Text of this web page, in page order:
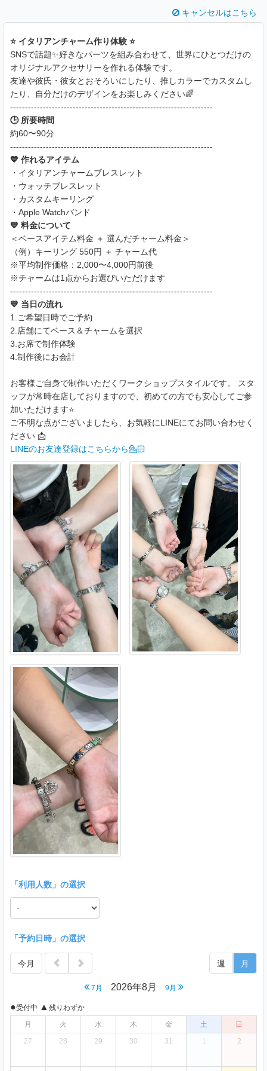
キャンセルはこちら
⭐️ イタリアンチャーム作り体験 ⭐️
SNSで話題✨好きなパーツを組み合わせて、世界にひとつだけの
オリジナルアクセサリーを作れる体験です。
友達や彼氏・彼女とおそろいにしたり、推しカラーでカスタムし
たり、自分だけのデザインをお楽しみください🌈
--------------------------------------------------------------------
🕒 所要時間
約60〜90分
--------------------------------------------------------------------
💙 作れるアイテム
・イタリアンチャームブレスレット
・ウォッチブレスレット
・カスタムキーリング
・Apple Watchバンド
💙 料金について
＜ベースアイテム料金 ＋ 選んだチャーム料金＞
（例）キーリング 550円 ＋ チャーム代
※平均制作価格：2,000〜4,000円前後
※チャームは1点からお選びいただけます
--------------------------------------------------------------------
💙 当日の流れ
1.ご希望日時でご予約
2.店舗にてベース＆チャームを選択
3.お席で制作体験
4.制作後にお会計
お客様ご自身で制作いただくワークショップスタイルです。 スタ
ッフが常時在店しておりますので、初めての方でも安心してご参
加いただけます⭐️
ご不明な点がございましたら、お気軽にLINEにてお問い合わせく
ださい 📩
LINEのお友達登録はこちらから💁🏻
「利用人数 」の選択
「予約日時」の選択
今月
7月 2026年8月 9月
週 月
●受付中 ▲ 残りわずか
月
火 水 木 金 土
日
27
28 29 30 31 1 2